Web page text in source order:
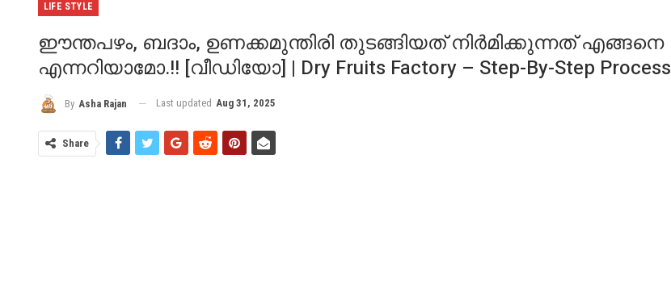
LIFE STYLE
ഈന്തപഴം, ബദാം, ഉണക്കമുന്തിരി തുടങ്ങിയത് നിർമിക്കുന്നത് എങ്ങനെ
എന്നറിയാമോ.!! [വീഡിയോ] | Dry Fruits Factory – Step-By-Step Process
By Asha Rajan Last updated Aug 31, 2025
Share